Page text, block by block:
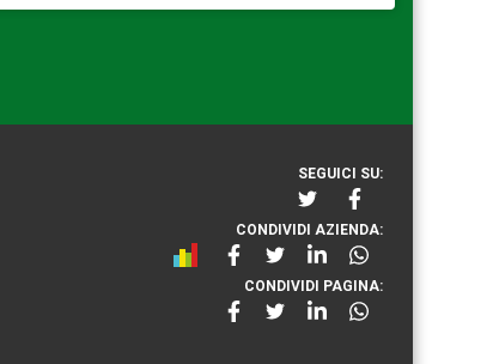
SEGUICI SU:
CONDIVIDI AZIENDA:
CONDIVIDI PAGINA: